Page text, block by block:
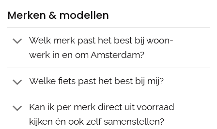
Merken & modellen
Welk merk past het best bij woon-
werk in en om Amsterdam?
Welke fiets past het best bij mij?
Kan ik per merk direct uit voorraad
kijken én ook zelf samenstellen?